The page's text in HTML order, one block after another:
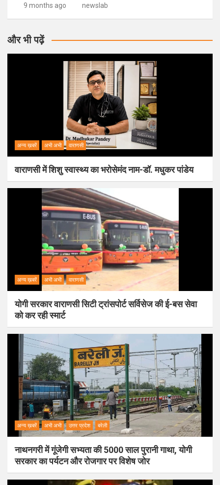
9 months ago newslab
और भी पढ़ें
अन्य ख़बरें अभी अभी वाराणसी
वाराणसी में शिशु स्वास्थ्य का भरोसेमंद नाम-डॉ. मधुकर पांडेय
अन्य ख़बरें अभी अभी वाराणसी
योगी सरकार वाराणसी सिटी ट्रांसपोर्ट सर्विसेज की ई-बस सेवा
को कर रही स्मार्ट
अन्य ख़बरें अभी अभी उत्तर प्रदेश बरेली
नाथनगरी में गूंजेगी सभ्यता की 5000 साल पुरानी गाथा, योगी
सरकार का पर्यटन और रोजगार पर विशेष जोर